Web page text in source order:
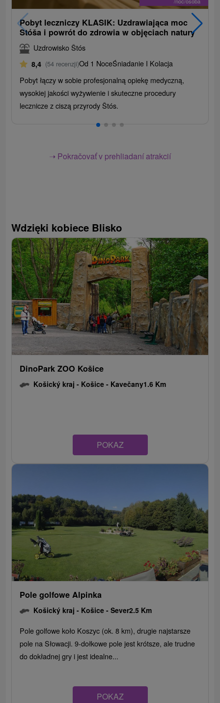
Pobyt leczniczy KLASIK: Uzdrawiająca moc
Stóša i powrót do zdrowia w objęciach natury
Uzdrowisko Štós
8,4 (54 recenzji)Od 1 NoceŚniadanie I Kolacja
Pobyt łączy w sobie profesjonalną opiekę medyczną,
wysokiej jakości wyżywienie i skuteczne procedury
lecznicze z ciszą przyrody Štós.
➝ Pokračovať v prehliadaní atrakcií
Wdzięki kobiece Blisko
DinoPark ZOO Košice
Košický kraj - Košice - Kavečany1.6 Km
POKAZ
Pole golfowe Alpinka
Košický kraj - Košice - Sever2.5 Km
Pole golfowe koło Koszyc (ok. 8 km), drugie najstarsze
pole na Słowacji. 9-dołkowe pole jest krótsze, ale trudne
do dokładnej gry i jest idealne...
POKAZ